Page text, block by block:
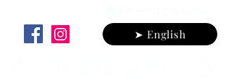
➤ English